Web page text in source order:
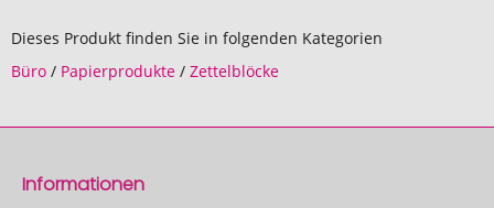
Dieses Produkt finden Sie in folgenden Kategorien
Büro / Papierprodukte / Zettelblöcke
Informationen